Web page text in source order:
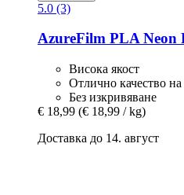
5.0 (3)
AzureFilm PLA Neon
Висока якост
Отлично качество на
Без изкривяване
€ 18,99 (€ 18,99 / kg)
Доставка до 14. август